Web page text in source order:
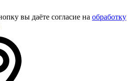
вы даёте согласие на обработку